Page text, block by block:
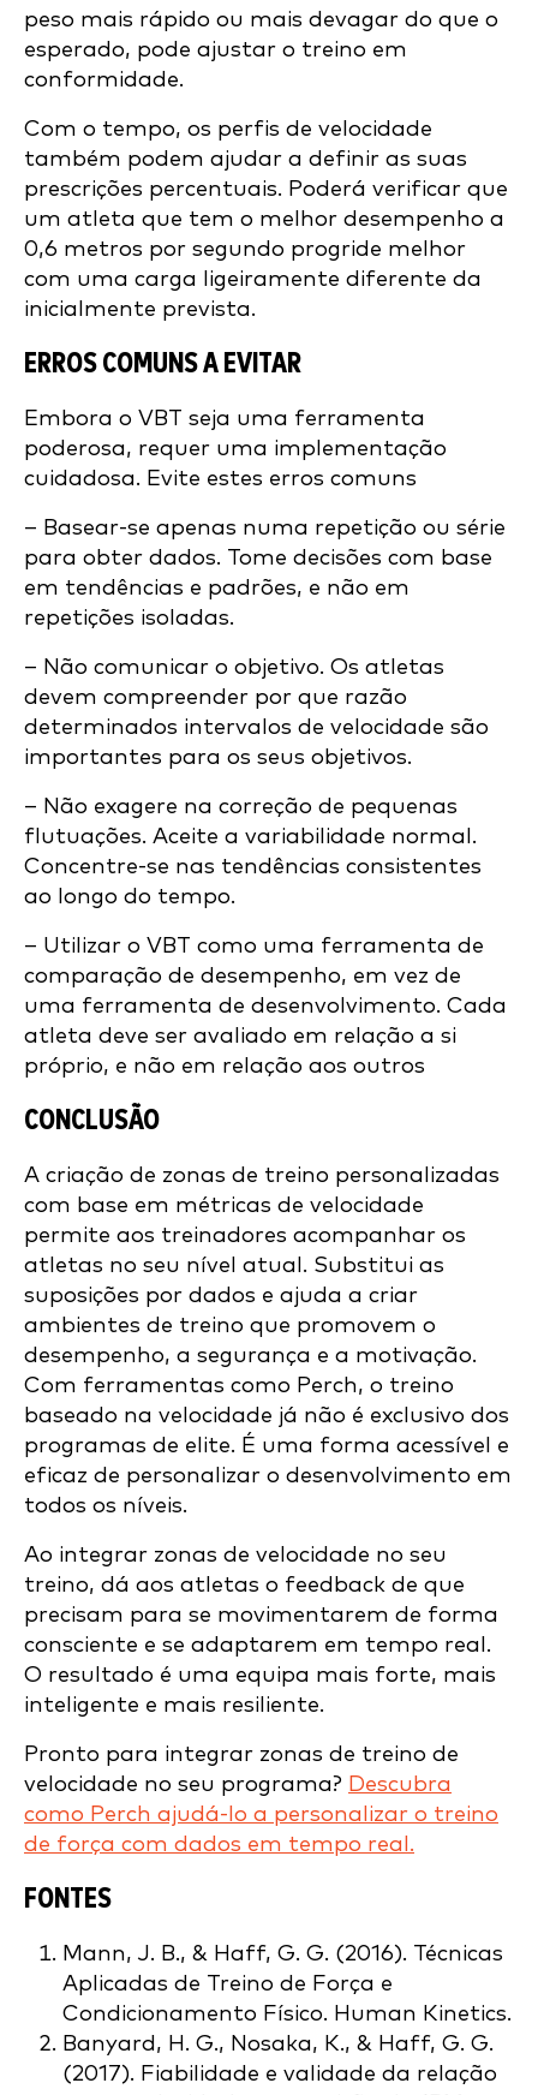
peso mais rápido ou mais devagar do que o
esperado, pode ajustar o treino em
conformidade.
Com o tempo, os perfis de velocidade
também podem ajudar a definir as suas
prescrições percentuais. Poderá verificar que
um atleta que tem o melhor desempenho a
0,6 metros por segundo progride melhor
com uma carga ligeiramente diferente da
inicialmente prevista.
ERROS COMUNS A EVITAR
Embora o VBT seja uma ferramenta
poderosa, requer uma implementação
cuidadosa. Evite estes erros comuns
– Basear-se apenas numa repetição ou série
para obter dados. Tome decisões com base
em tendências e padrões, e não em
repetições isoladas.
– Não comunicar o objetivo. Os atletas
devem compreender por que razão
determinados intervalos de velocidade são
importantes para os seus objetivos.
– Não exagere na correção de pequenas
flutuações. Aceite a variabilidade normal.
Concentre-se nas tendências consistentes
ao longo do tempo.
– Utilizar o VBT como uma ferramenta de
comparação de desempenho, em vez de
uma ferramenta de desenvolvimento. Cada
atleta deve ser avaliado em relação a si
próprio, e não em relação aos outros
CONCLUSÃO
A criação de zonas de treino personalizadas
com base em métricas de velocidade
permite aos treinadores acompanhar os
atletas no seu nível atual. Substitui as
suposições por dados e ajuda a criar
ambientes de treino que promovem o
desempenho, a segurança e a motivação.
Com ferramentas como Perch, o treino
baseado na velocidade já não é exclusivo dos
programas de elite. É uma forma acessível e
eficaz de personalizar o desenvolvimento em
todos os níveis.
Ao integrar zonas de velocidade no seu
treino, dá aos atletas o feedback de que
precisam para se movimentarem de forma
consciente e se adaptarem em tempo real.
O resultado é uma equipa mais forte, mais
inteligente e mais resiliente.
Pronto para integrar zonas de treino de
velocidade no seu programa? Descubra
como Perch ajudá-lo a personalizar o treino
de força com dados em tempo real.
FONTES
Mann, J. B., & Haff, G. G. (2016). Técnicas
Aplicadas de Treino de Força e
Condicionamento Físico. Human Kinetics.
Banyard, H. G., Nosaka, K., & Haff, G. G.
(2017). Fiabilidade e validade da relação